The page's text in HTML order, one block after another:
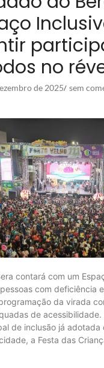
no
de 2025/ sem
contará com um
com deficiência
da virada
de
de inclusão já adotada
a Festa das